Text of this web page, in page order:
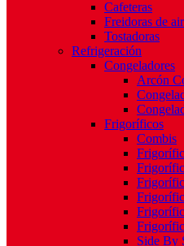
Cafeteras
Freidoras de
Tostadoras
Refrigeración
Congeladores
Arcón
Frigoríficos
Combis
Side By